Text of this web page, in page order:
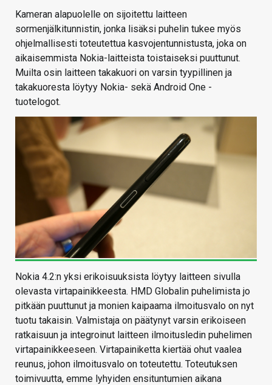
Kameran alapuolelle on sijoitettu laitteen
sormenjälkitunnistin, jonka lisäksi puhelin tukee myös
ohjelmallisesti toteutettua kasvojentunnistusta, joka on
aikaisemmista Nokia-laitteista toistaiseksi puuttunut.
Muilta osin laitteen takakuori on varsin tyypillinen ja
takakuoresta löytyy Nokia- sekä Android One -
tuotelogot.
Nokia 4.2:n yksi erikoisuuksista löytyy laitteen sivulla
olevasta virtapainikkeesta. HMD Globalin puhelimista jo
pitkään puuttunut ja monien kaipaama ilmoitusvalo on nyt
tuotu takaisin. Valmistaja on päätynyt varsin erikoiseen
ratkaisuun ja integroinut laitteen ilmoitusledin puhelimen
virtapainikkeeseen. Virtapainiketta kiertää ohut vaalea
reunus, johon ilmoitusvalo on toteutettu. Toteutuksen
toimivuutta, emme lyhyiden ensituntumien aikana